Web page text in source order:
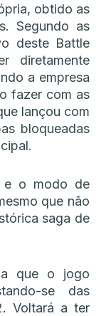
obtido as
Segundo as
deste Battle
diretamente
a empresa
fazer com as
lançou com
bloqueadas
e o modo de
que não
saga de
que o jogo
se das
Voltará a ter